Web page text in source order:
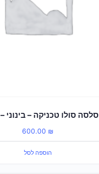
סלסה סולו טכניקה – בינוני – 12/01
600.00 ₪
הוספה לסל